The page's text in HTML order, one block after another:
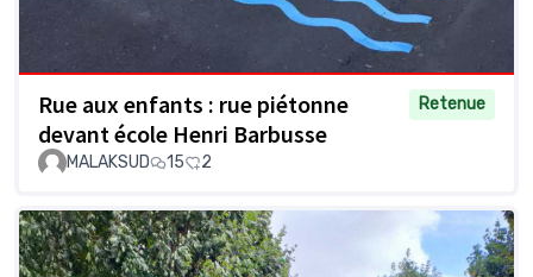
Rue aux enfants : rue piétonne
devant école Henri Barbusse
Retenue
MALAKSUD 15 2